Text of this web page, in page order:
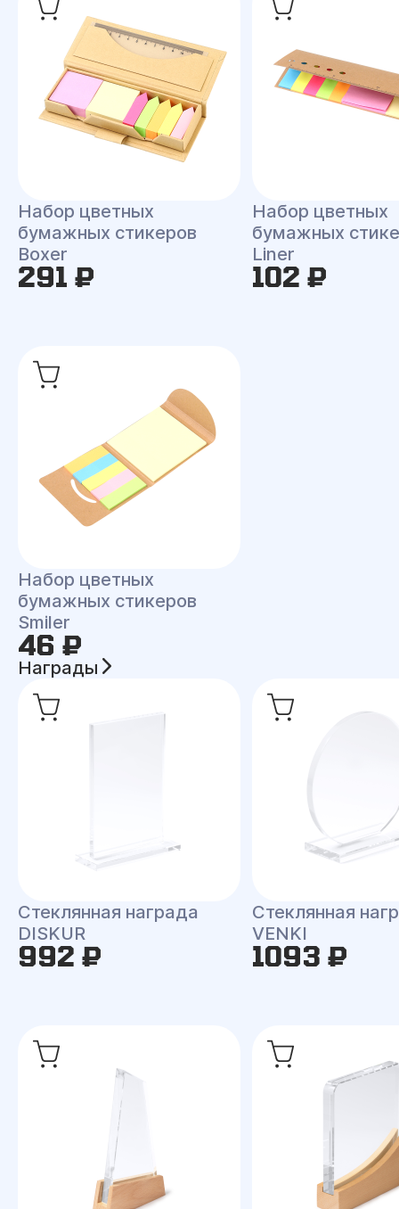
Набор цветных
бумажных стикеров
Boxer
291 ₽
Набор цветных
бумажных
Liner
102 ₽
Набор цветных
бумажных стикеров
Smiler
46 ₽
Награды
Стеклянная награда
DISKUR
992 ₽
Стеклянная
VENKI
1093 ₽